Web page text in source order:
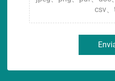
csv